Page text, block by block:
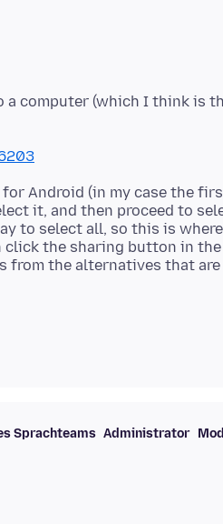
computer (which I think is
Android (in my case the
it, and then proceed to
to select all, so this is
the sharing button in the
Sprachteams Administrator